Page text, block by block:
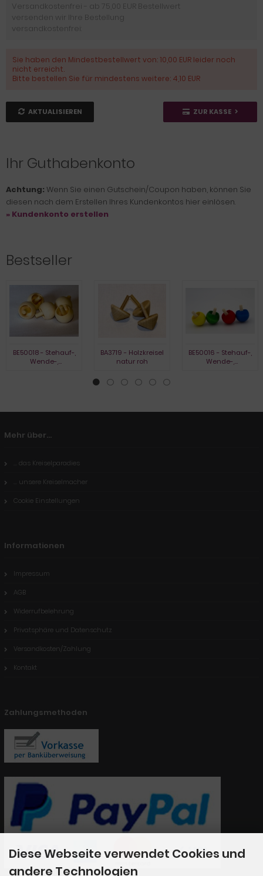
Versandkostenfrei - ab 75,00 EUR Bestellwert
versenden wir Ihre Bestellung
versandkostenfrei:
Sie haben den Mindestbestellwert von: 10,00 EUR leider noch
nicht erreicht.
Bitte bestellen Sie für mindestens weitere: 4,10 EUR
AKTUALISIEREN ZUR KASSE
Ihr Guthabenkonto
Achtung: Wenn Sie einen Gutschein/Coupon haben, können Sie
diesen nach dem Erstellen Ihres Kundenkontos hier einlösen.
» Kundenkonto erstellen
Bestseller
BE50018 - Stehauf-,
Wende-,
BA3719 - Holzkreisel
natur roh
BE50016 - Stehauf-,
Wende-,
Mehr über...
... das Kreiselparadies
... unsere Kreiselmacher
Cookie Einstellungen
Informationen
Impressum
AGB
Widerrufbelehrung
Privatsphäre und Datenschutz
Versandkosten/Zahlung
Kontakt
Zahlungsmethoden
Diese Webseite verwendet Cookies und
andere Technologien